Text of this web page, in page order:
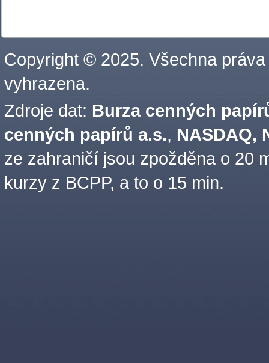
Copyright © 2025. Všechna práva
vyhrazena.
Zdroje dat: Burza cenných
cenných papírů a.s., NASDAQ,
ze zahraničí jsou zpožděna o 20
kurzy z BCPP, a to o 15 min.